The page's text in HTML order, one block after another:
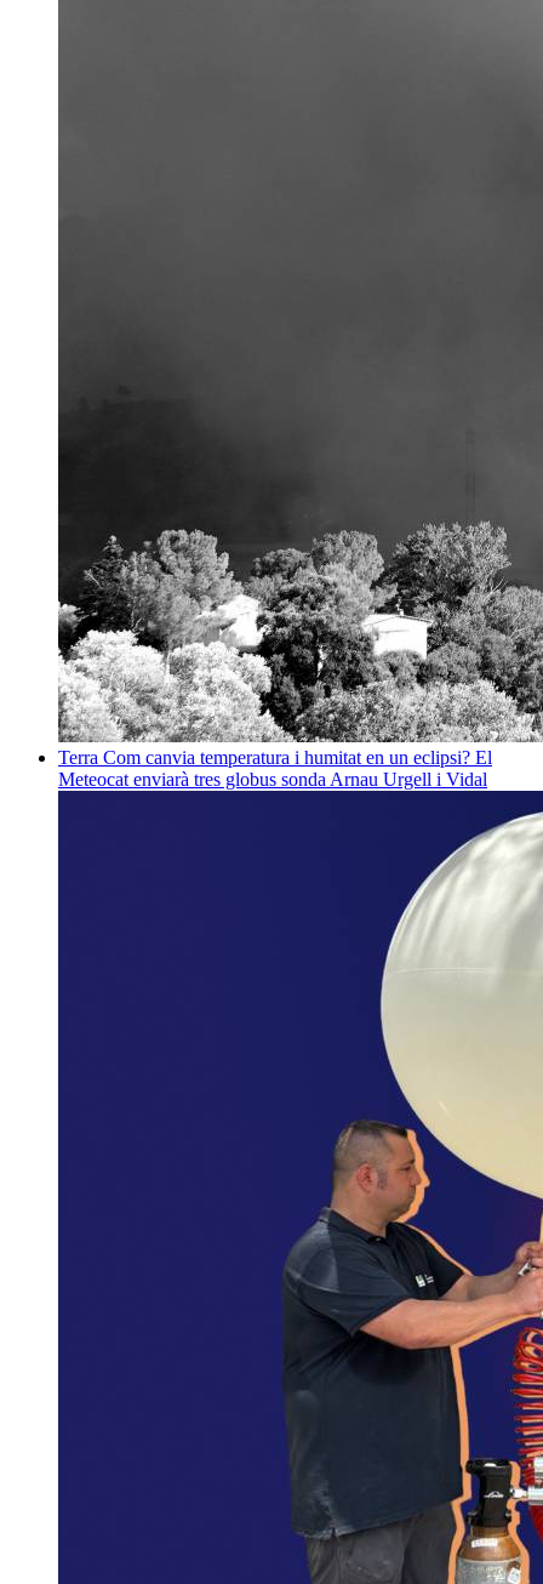
Terra Com canvia temperatura i humitat en un eclipsi? El
Meteocat enviarà tres globus sonda Arnau Urgell i Vidal